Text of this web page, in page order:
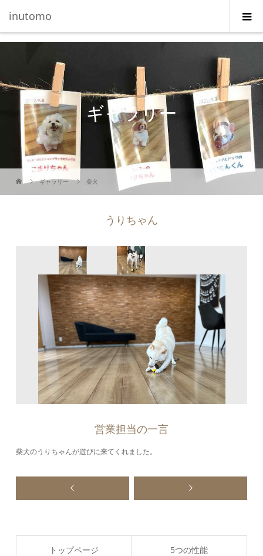
inutomo
ギャラリー
ギャラリー 柴犬
うりちゃん
営業担当の一言
柴犬のうりちゃんが遊びに来てくれました。
トップページ 5つの性能